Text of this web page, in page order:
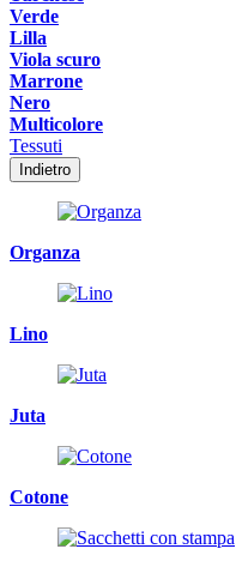
Verde
Lilla
Viola scuro
Marrone
Nero
Multicolore
Tessuti
Indietro
Organza
Lino
Juta
Cotone